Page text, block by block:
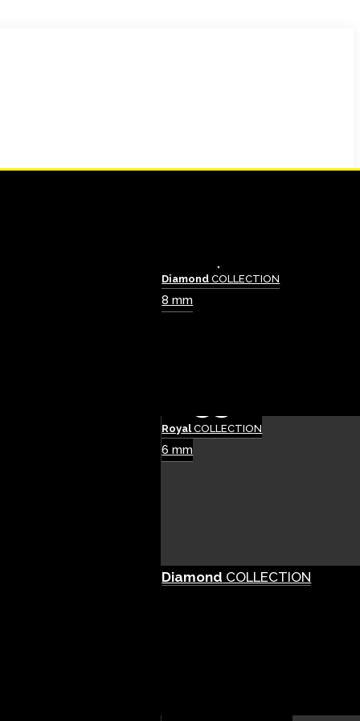
Diamond COLLECTION
8 mm
RoyalCOLLECTION
6 mm
Diamond COLLECTION